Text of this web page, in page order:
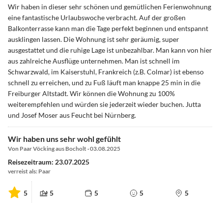
Wir haben in dieser sehr schönen und gemütlichen Ferienwohnung
eine fantastische Urlaubswoche verbracht. Auf der großen
Balkonterrasse kann man die Tage perfekt beginnen und entspannt
ausklingen lassen. Die Wohnung ist sehr geräumig, super
ausgestattet und die ruhige Lage ist unbezahlbar. Man kann von hier
aus zahlreiche Ausflüge unternehmen. Man ist schnell im
Schwarzwald, im Kaiserstuhl, Frankreich (z.B. Colmar) ist ebenso
schnell zu erreichen, und zu Fuß läuft man knappe 25 min in die
Freiburger Altstadt. Wir können die Wohnung zu 100%
weiterempfehlen und würden sie jederzeit wieder buchen. Jutta
und Josef Moser aus Feucht bei Nürnberg.
Wir haben uns sehr wohl gefühlt
Von Paar Vöcking aus Bocholt · 03.08.2025
Reisezeitraum: 23.07.2025
verreist als: Paar
5 5 5 5 5